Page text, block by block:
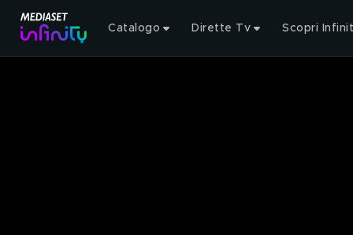
Catalogo Dirette Tv Scopri